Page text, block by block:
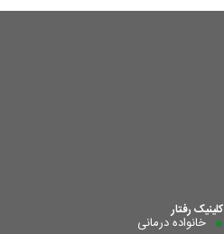
کلینیک رفتار
خانواده درمانی